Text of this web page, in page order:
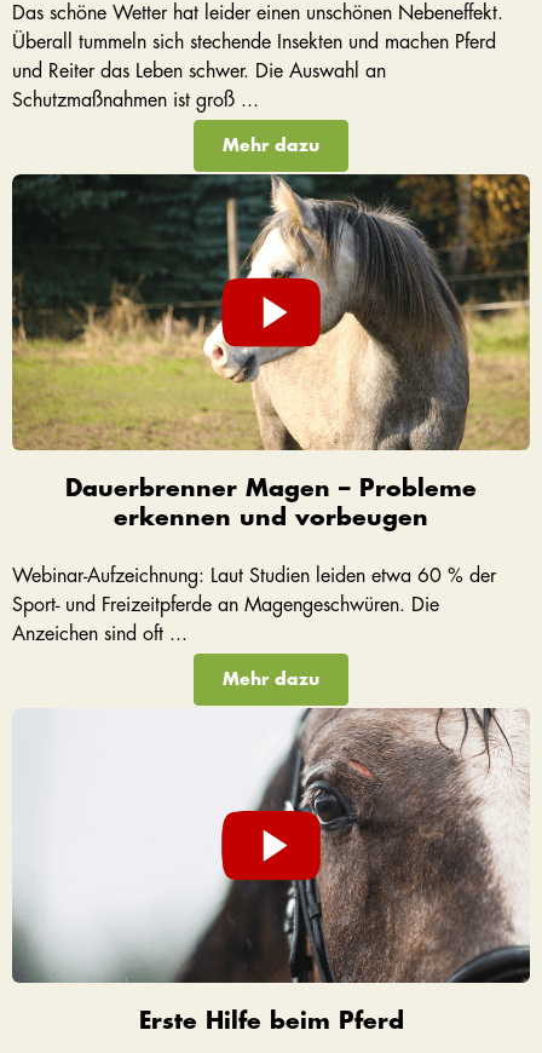
Das schöne Wetter hat leider einen unschönen Nebeneffekt.
Überall tummeln sich stechende Insekten und machen Pferd
und Reiter das Leben schwer. Die Auswahl an
Schutzmaßnahmen ist groß ...
Mehr dazu
Dauerbrenner Magen – Probleme
erkennen und vorbeugen
Webinar-Aufzeichnung: Laut Studien leiden etwa 60 % der
Sport- und Freizeitpferde an Magengeschwüren. Die
Anzeichen sind oft ...
Mehr dazu
Erste Hilfe beim Pferd